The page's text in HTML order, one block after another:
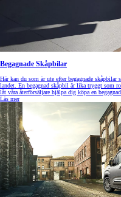
Begagnade Skåpbilar
Här kan du som är ute efter begagnade
landet. En begagnad skåpbil är lika tryggt som
låt våra återförsäljare hjälpa dig köpa en
Läs mer